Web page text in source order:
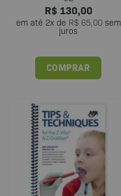
R$130,00
em até 2x de R$65,00sem
juros
COMPRAR